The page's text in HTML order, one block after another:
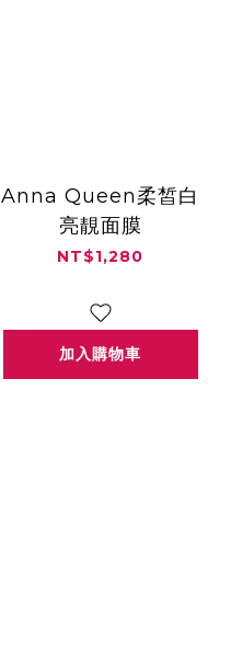
Anna Queen柔皙白
亮靚面膜
NT$1,280
加入購物車